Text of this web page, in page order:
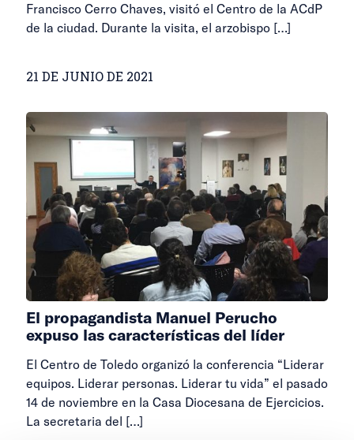
Francisco Cerro Chaves, visitó el Centro de la ACdP
de la ciudad. Durante la visita, el arzobispo […]
21 DE JUNIO DE 2021
El propagandista Manuel Perucho
expuso las características del líder
El Centro de Toledo organizó la conferencia “Liderar
equipos. Liderar personas. Liderar tu vida” el pasado
14 de noviembre en la Casa Diocesana de Ejercicios.
La secretaria del […]